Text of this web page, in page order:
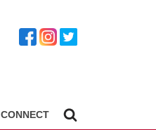
CONNECT